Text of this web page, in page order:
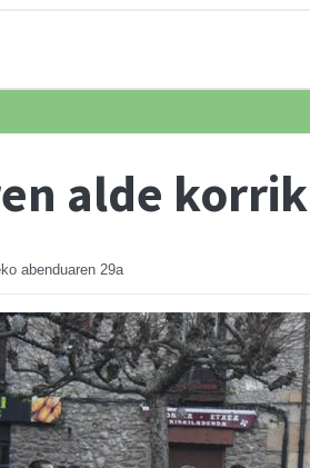
alde
abenduaren 29a